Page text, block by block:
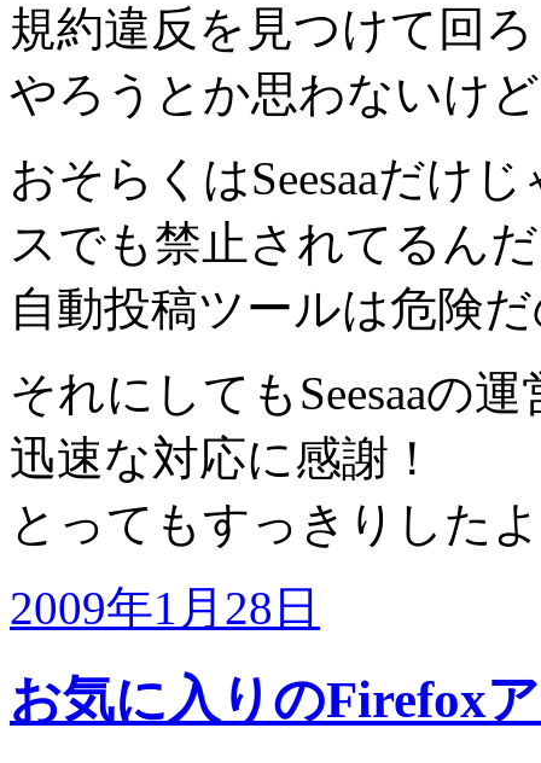
規約違反を見つけて回
やろうとか思わないけ
おそらくはSeesaaだけ
スでも禁止されてるん
自動投稿ツールは危険
それにしてもSeesaaの
迅速な対応に感謝！
とってもすっきりした
2009年1月28日
お気に入りのFirefox